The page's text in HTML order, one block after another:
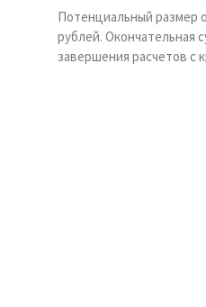
АвторыПотенциальный размер
рублей. Окончательная
завершения расчетов с